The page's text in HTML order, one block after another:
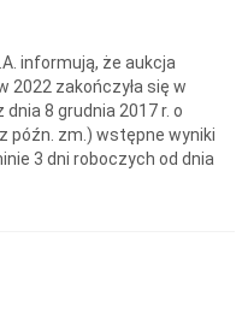
informują, że aukcja
2022 zakończyła się w
8 grudnia 2017 r. o
późn. zm.) wstępne wyniki
3 dni roboczych od dnia